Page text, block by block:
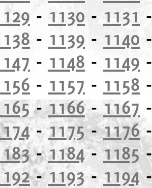
- 1130 - 1131
- 1139 - 1140
- 1148 - 1149
- 1157 - 1158
-1166- 1167
-1175-1176
-1184-1185
-1193- 1194